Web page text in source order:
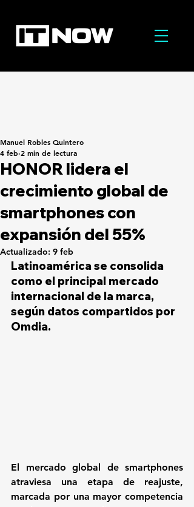
HONOR lidera el
crecimiento global de
smartphones con
expansión del 55%
Manuel Robles Quintero
4 feb 2 min de lectura
Actualizado: 9 feb
Latinoamérica se consolida
como el principal mercado
internacional de la marca,
según datos compartidos por
Omdia.
El mercado global de smartphones
atraviesa una etapa de reajuste,
marcada por una mayor competencia